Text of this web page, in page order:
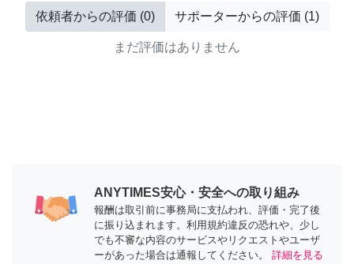
依頼者からの評価 (0) サポーターからの評価 (1)
まだ評価はありません
ANYTIMES安心・安全への取り組み
報酬は取引前に事務局に支払われ、評価・完了後
に振り込まれます。利用規約違反の恐れや、少し
でも不審な内容のサービスやリクエストやユーザ
ーがあった場合は通報してください。
詳細を見る